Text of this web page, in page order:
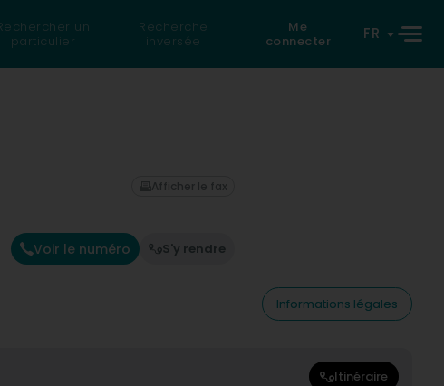
un
particulier
Recherche
inversée
Me
connecter
FR
Voir le numéro S'y rendre
Afficher le fax
Informations légales
Itinéraire